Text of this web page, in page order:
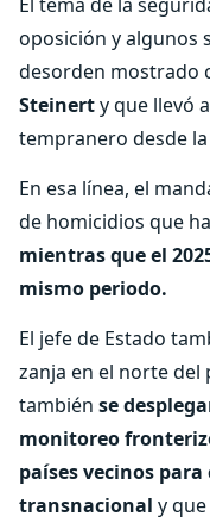
oposición y algunos
desorden mostrado
Steinerty que llevó
tempranero desde
En esa línea, el
de homicidios que
mientras que el
mismo periodo.
El jefe de Estado
zanja en el norte
también se
monitoreo
países vecinos
transnacional y